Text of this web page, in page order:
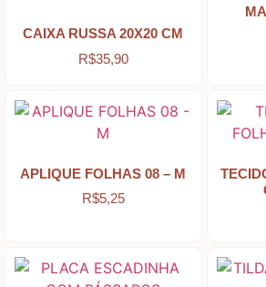
Cordões São Francisco – Cordas
Stencil
Apliques de Resina
CAIXA RUSSA 20X20 CM
R$35,90
APLIQUE FOLHAS 08 – M
R$5,25